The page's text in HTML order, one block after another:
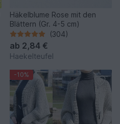
Häkelblume Rose mit den
Blättern (Gr. 4-5 cm)
(304)
ab 2,84 €
Haekelteufel
-10%